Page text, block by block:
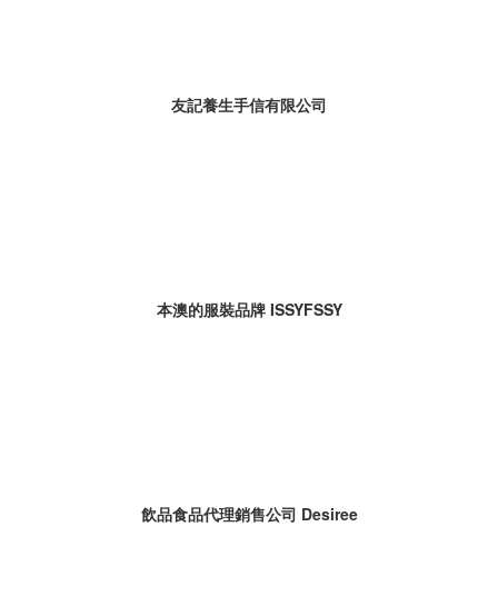
友記養生手信有限公司
本澳的服裝品牌 ISSYFSSY
飲品食品代理銷售公司 Desiree